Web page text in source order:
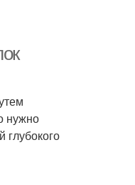
нужно
глубокого